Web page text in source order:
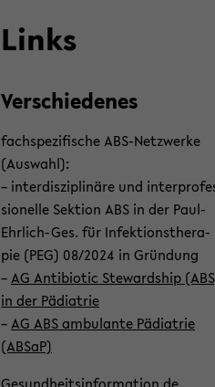
Links
Ver­schie­de­nes
fach­spe­zi­fi­sche ABS-​Netzwerke
(Aus­wahl):
– in­ter­dis­zi­pli­nä­re und
sio­nel­le Sek­ti­on ABS in der Paul-​
Ehrlich-Ges. für In­fek­ti­ons­the­ra­
pie (PEG) 08/2024 in Grün­dung
–AG An­ti­bio­tic Ste­ward­ship
in der Päd­ia­trie
–AG ABS am­bu­lan­te Päd­ia­trie
(ABSaP)